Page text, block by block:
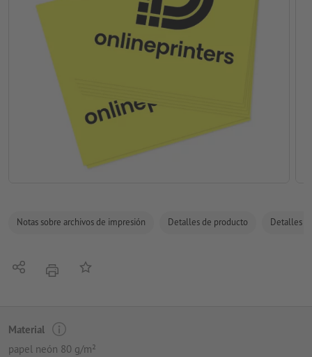
Notas sobre archivos de impresión Detalles de producto Detalles
CompartirimprimirAñadir a lista de favoritos
Material
papel neón 80 g/m²